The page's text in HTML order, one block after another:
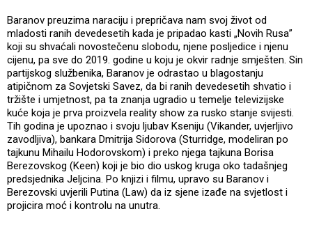
Baranov preuzima naraciju i prepričava nam svoj život od
mladosti ranih devedesetih kada je pripadao kasti „Novih Rusa”
koji su shvaćali novostečenu slobodu, njene posljedice i njenu
cijenu, pa sve do 2019. godine u koju je okvir radnje smješten. Sin
partijskog službenika, Baranov je odrastao u blagostanju
atipičnom za Sovjetski Savez, da bi ranih devedesetih shvatio i
tržište i umjetnost, pa ta znanja ugradio u temelje televizijske
kuće koja je prva proizvela reality show za rusko stanje svijesti.
Tih godina je upoznao i svoju ljubav Kseniju (Vikander, uvjerljivo
zavodljiva), bankara Dmitrija Sidorova (Sturridge, modeliran po
tajkunu Mihailu Hodorovskom) i preko njega tajkuna Borisa
Berezovskog (Keen) koji je bio dio uskog kruga oko tadašnjeg
predsjednika Jeljcina. Po knjizi i filmu, upravo su Baranov i
Berezovski uvjerili Putina (Law) da iz sjene izađe na svjetlost i
projicira moć i kontrolu na unutra.